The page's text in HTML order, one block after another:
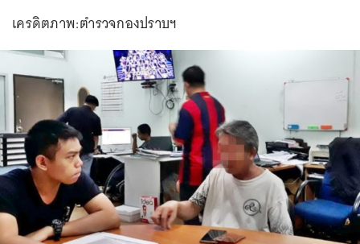
เครดิตภาพ:ตำรวจกองปราบฯ